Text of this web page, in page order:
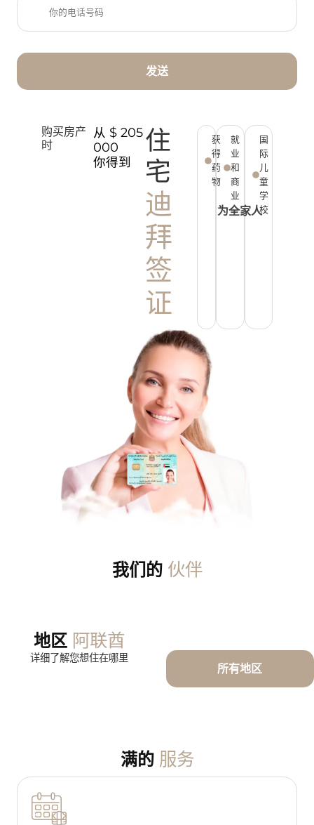
发送
购买房产
时
从 $ 205
000
你得到
住
宅
迪
拜
签
证
为全家人
获
得
药
物
就
业
和
商
业
国
际
儿
童
学
校
我们的 伙伴
地区 阿联酋
详细了解您想住在哪里
所有地区
满的 服务